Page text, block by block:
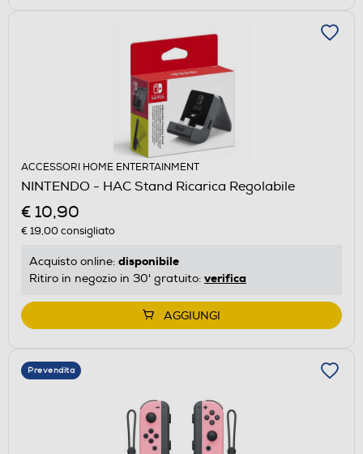
ACCESSORI HOME ENTERTAINMENT
NINTENDO - HAC Stand Ricarica Regolabile
€ 10,90
€ 19,00consigliato
Acquisto online: disponibile
Ritiro in negozio in 30' gratuito: verifica
AGGIUNGI
Prevendita